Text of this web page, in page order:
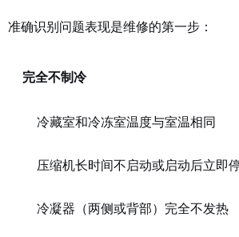
准确识别问题表现是维修的第一步：
完全不制冷
冷藏室和冷冻室温度与室温相同
压缩机长时间不启动或启动后立即
冷凝器（两侧或背部）完全不发热